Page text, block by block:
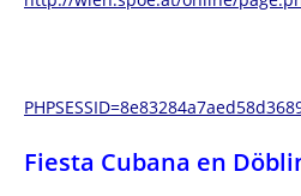
Fiesta Cubana en